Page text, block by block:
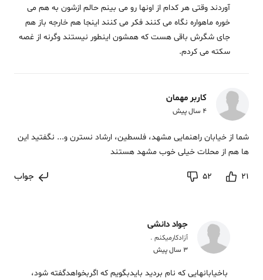
آوردند وقتی هر کدام از اونها رو می بینم حالم ازشون به هم می
خوره ماهواره نگاه می کنند فکر می کنند اینجا هم خارجه باز هم
جای شگرش باقی هست که همشون اینطور نیستند وگرنه از غصه
سکته می کردم.
کاربر مهمان
4 سال پیش
شما از خیابان راهنمایی مشهد، فلسطین، ارشاد نسترن و... نگفتید این
ها هم از محلات خیلی خوب مشهد هستند
21
52 جواب
جواد دانشی
آزادکارمیکنم .
3 سال پیش
باخیابانهایی که نام بردید بایدبگویم که اگربخواهدگفته شود،